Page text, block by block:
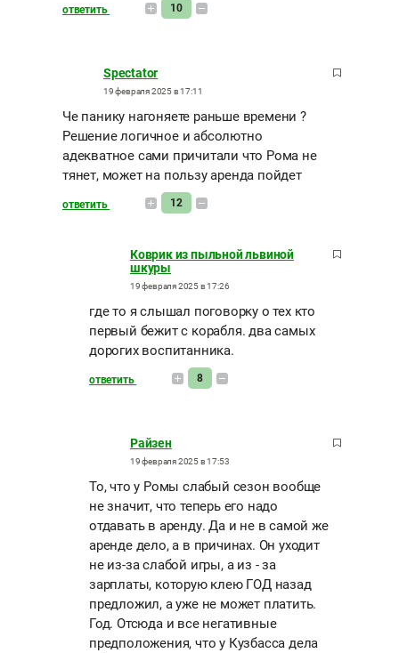
ответить 10
Spectator
19 февраля 2025 в 17:11
Че панику нагоняете раньше времени ?
Решение логичное и абсолютно
адекватное сами причитали что Рома не
тянет, может на пользу аренда пойдет
ответить 12
Коврик из пыльной львиной
шкуры
19 февраля 2025 в 17:26
где то я слышал поговорку о тех кто
первый бежит с корабля. два самых
дорогих воспитанника.
ответить 8
Райзен
19 февраля 2025 в 17:53
То, что у Ромы слабый сезон вообще
не значит, что теперь его надо
отдавать в аренду. Да и не в самой же
аренде дело, а в причинах. Он уходит
не из-за слабой игры, а из - за
зарплаты, которую клею ГОД назад
предложил, а уже не может платить.
Год. Отсюда и все негативные
предположения, что у Кузбасса дела